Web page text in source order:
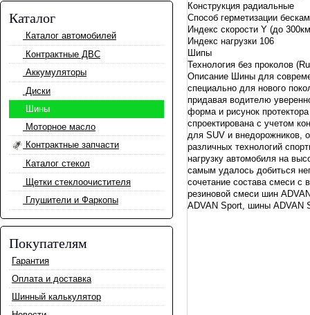
Каталог
Каталог автомобилей
Контрактные ДВС
Аккумуляторы
Диски
Шины
Моторное масло
Контрактные запчасти
Каталог стекол
Щетки стеклоочистителя
Глушители и Фаркопы
Покупателям
Гарантия
Оплата и доставка
Шинный калькулятор
Конструкция радиальные
Способ герметизации
Индекс скорости Y (до
Индекс нагрузки 106
Шипы
Технология без проколов
Описание Шины для
специально для нового
придавая водителю
форма и рисунок
спроектирована с учетом
для SUV и внедорожников,
различных технологий
нагрузку автомобиля на
самым удалось добиться
сочетание состава смеси с
резиновой смеси шин
ADVAN Sport, шины ADVAN